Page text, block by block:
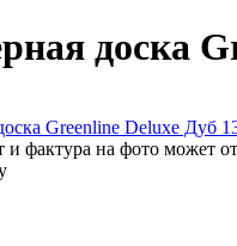
доска
фактура на фото может